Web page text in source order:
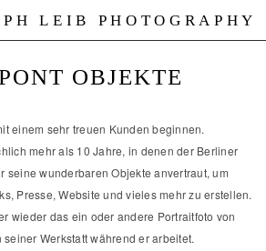
LEIB PHOTOGRAPHY
OBJEKTE
einem sehr treuen Kunden beginnen.
mehr als 10 Jahre, in denen der Berliner
seine wunderbaren Objekte anvertraut, um
Presse, Website und vieles mehr zu erstellen.
wieder das ein oder andere Portraitfoto von
Werkstatt während er arbeitet.